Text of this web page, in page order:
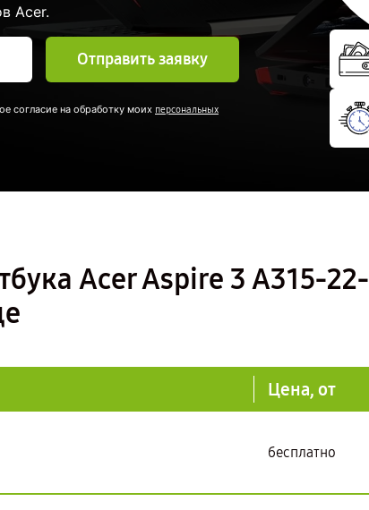
Acer.
Отправить заявку
согласие на обработку моих персональных
Acer Aspire 3 A315-
Цена, от
бесплатно